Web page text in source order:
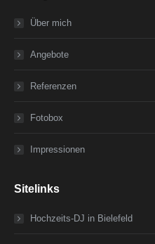
Über mich
Angebote
Referenzen
Fotobox
Impressionen
Sitelinks
Hochzeits-DJ in Bielefeld